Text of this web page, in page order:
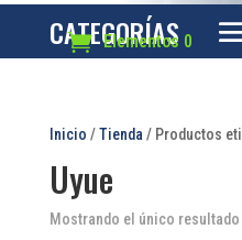
Elementos 0
CATEGORÍAS
Inicio /Tienda / Productos
Uyue
Mostrando el único resultado